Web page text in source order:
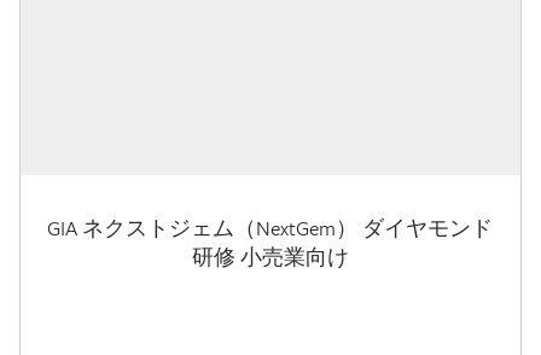
GIA ネクストジェム（NextGem） ダイヤモンド
研修 小売業向け